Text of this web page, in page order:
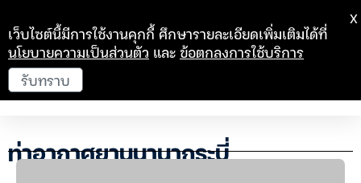
ท่าอากาศยานนานากระบี่
เว็บไซต์นี้มีการใช้งานคุกกี้ ศึกษารายละเอียดเพิ่มเติมได้ที่
นโยบายความเป็นส่วนตัว และข้อตกลงการใช้บริการ
รับทราบ
X